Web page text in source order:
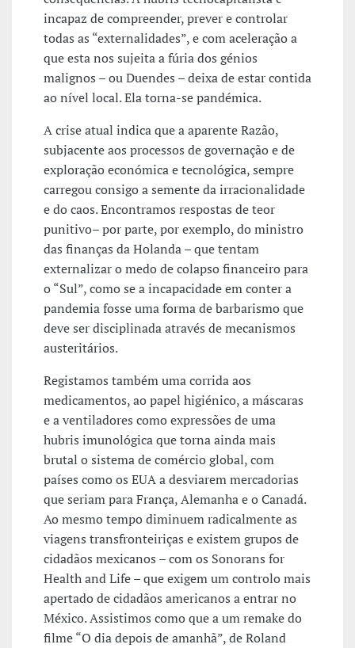
incapaz de compreender, prever e controlar
todas as “externalidades”, e com aceleração a
que esta nos sujeita a fúria dos génios
malignos – ou Duendes – deixa de estar contida
ao nível local. Ela torna-se pandémica.
A crise atual indica que a aparente Razão,
subjacente aos processos de governação e de
exploração económica e tecnológica, sempre
carregou consigo a semente da irracionalidade
e do caos. Encontramos respostas de teor
punitivo– por parte, por exemplo, do ministro
das finanças da Holanda – que tentam
externalizar o medo de colapso financeiro para
o “Sul”, como se a incapacidade em conter a
pandemia fosse uma forma de barbarismo que
deve ser disciplinada através de mecanismos
austeritários.
Registamos também uma corrida aos
medicamentos, ao papel higiénico, a máscaras
e a ventiladores como expressões de uma
hubris imunológica que torna ainda mais
brutal o sistema de comércio global, com
países como os EUA a desviarem mercadorias
que seriam para França, Alemanha e o Canadá.
Ao mesmo tempo diminuem radicalmente as
viagens transfronteiriças e existem grupos de
cidadãos mexicanos – com os Sonorans for
Health and Life – que exigem um controlo mais
apertado de cidadãos americanos a entrar no
México. Assistimos como que a um remake do
filme “O dia depois de amanhã”, de Roland